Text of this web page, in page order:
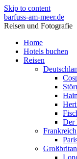
Skip to content
barfuss-am-meer.de
Reisen und Fotografie
Home
Hotels buchen
Reisen
Der
Frankreich